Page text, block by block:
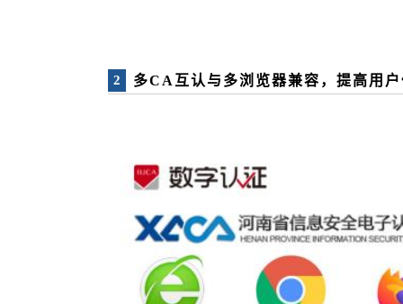
2 多CA互认与多浏览器兼容，提高用